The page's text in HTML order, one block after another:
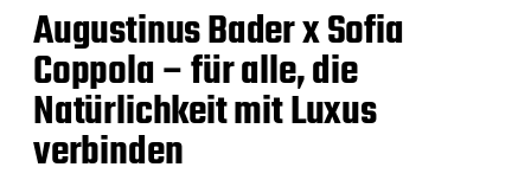
Augustinus Bader x Sofia
Coppola – für alle, die
Natürlichkeit mit Luxus
verbinden